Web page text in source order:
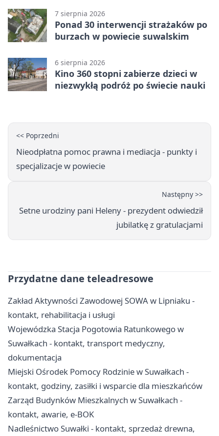
7 sierpnia 2026
Ponad 30 interwencji strażaków po
burzach w powiecie suwalskim
6 sierpnia 2026
Kino 360 stopni zabierze dzieci w
niezwykłą podróż po świecie nauki
<< Poprzedni
Nieodpłatna pomoc prawna i mediacja - punkty i
specjalizacje w powiecie
Następny >>
Setne urodziny pani Heleny - prezydent odwiedził
jubilatkę z gratulacjami
Przydatne dane teleadresowe
Zakład Aktywności Zawodowej SOWA w Lipniaku -
kontakt, rehabilitacja i usługi
Wojewódzka Stacja Pogotowia Ratunkowego w
Suwałkach - kontakt, transport medyczny,
dokumentacja
Miejski Ośrodek Pomocy Rodzinie w Suwałkach -
kontakt, godziny, zasiłki i wsparcie dla mieszkańców
Zarząd Budynków Mieszkalnych w Suwałkach -
kontakt, awarie, e-BOK
Nadleśnictwo Suwałki - kontakt, sprzedaż drewna,